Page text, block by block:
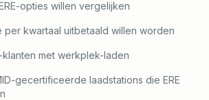
opties willen vergelijken
per kwartaal uitbetaald willen worden
met werkplek-laden
gecertificeerde laadstations die ERE